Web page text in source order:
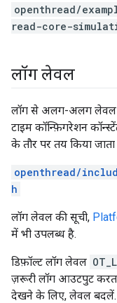
openthread/
read-core-
लॉग लेवल
लॉग से अलग-अलग लेवल
टाइम कॉन्फ़िगरेशन
के तौर पर तय किया
openthread/
h
लॉग लेवल की सूची,
में भी उपलब्ध है.
डिफ़ॉल्ट लॉग लेवल
ज़रूरी लॉग आउटपुट
देखने के लिए, लेवल बदलें.